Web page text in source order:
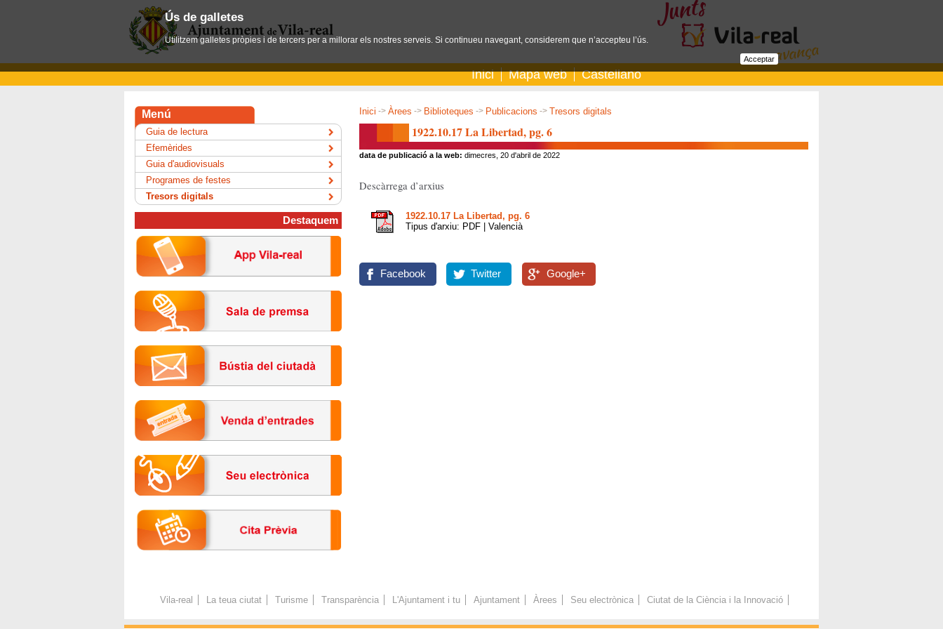
Inici Mapa web Castellano
Inici -> Àrees -> Biblioteques -> Publicacions -> Tresors digitals
1922.10.17 La Libertad, pg. 6
data de publicació a la web: dimecres, 20 d'abril de 2022
Descàrrega d’arxius
1922.10.17 La Libertad, pg. 6
Tipus d'arxiu: PDF | Valencià
Facebook Twitter Google+
Menú
Guia de lectura
Efemèrides
Guia d'audiovisuals
Programes de festes
Tresors digitals
Destaquem
Vila-real La teua ciutat Turisme Transparència L'Ajuntament i tu Ajuntament Àrees Seu electrònica Ciutat de la Ciència i la Innovació
Ús de galletes
Utilitzem galletes pròpies i de tercers per a millorar els nostres serveis. Si continueu navegant, considerem que n’accepteu l’ús.
Acceptar